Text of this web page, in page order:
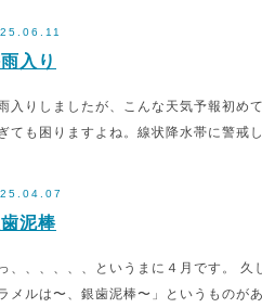
入り
入りしましたが、こんな天気予報初め
ても困りますよね。線状降水帯に警戒
泥棒
、、、、、、というまに４月です。
メルは〜、銀歯泥棒〜」というもの